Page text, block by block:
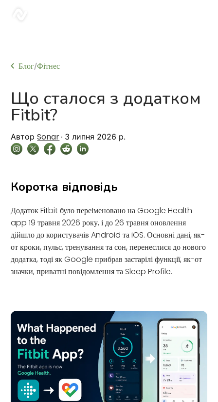
Блог/Фітнес
Що сталося з додатком
Fitbit?
Автор Sonar 3 липня 2026 р.
Коротка відповідь
Додаток Fitbit було переіменовано на Google Health
app 19 травня 2026 року, і до 26 травня оновлення
дійшло до користувачів Android та iOS. Основні дані, як-
от кроки, пульс, тренування та сон, перенеслися до нового
додатка, тоді як Google прибрав застарілі функції, як-от
значки, приватні повідомлення та Sleep Profile.